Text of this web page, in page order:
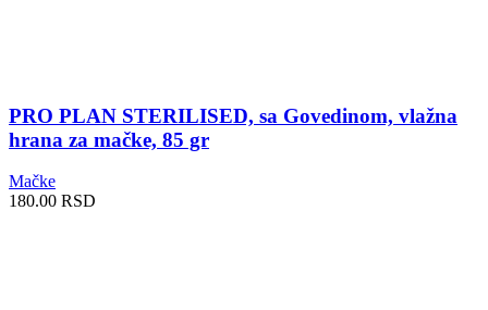
PRO PLAN STERILISED, sa Govedinom, vlažna
hrana za mačke, 85 gr
Mačke
180.00 RSD